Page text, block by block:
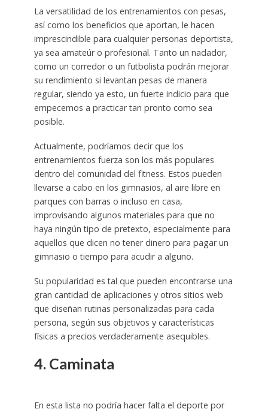
La versatilidad de los entrenamientos con pesas,
así como los beneficios que aportan, le hacen
imprescindible para cualquier personas deportista,
ya sea amateúr o profesional. Tanto un nadador,
como un corredor o un futbolista podrán mejorar
su rendimiento si levantan pesas de manera
regular, siendo ya esto, un fuerte indicio para que
empecemos a practicar tan pronto como sea
posible.
Actualmente, podríamos decir que los
entrenamientos fuerza son los más populares
dentro del comunidad del fitness. Estos pueden
llevarse a cabo en los gimnasios, al aire libre en
parques con barras o incluso en casa,
improvisando algunos materiales para que no
haya ningún tipo de pretexto, especialmente para
aquellos que dicen no tener dinero para pagar un
gimnasio o tiempo para acudir a alguno.
Su popularidad es tal que pueden encontrarse una
gran cantidad de aplicaciones y otros sitios web
que diseñan rutinas personalizadas para cada
persona, según sus objetivos y características
físicas a precios verdaderamente asequibles.
4. Caminata
En esta lista no podría hacer falta el deporte por